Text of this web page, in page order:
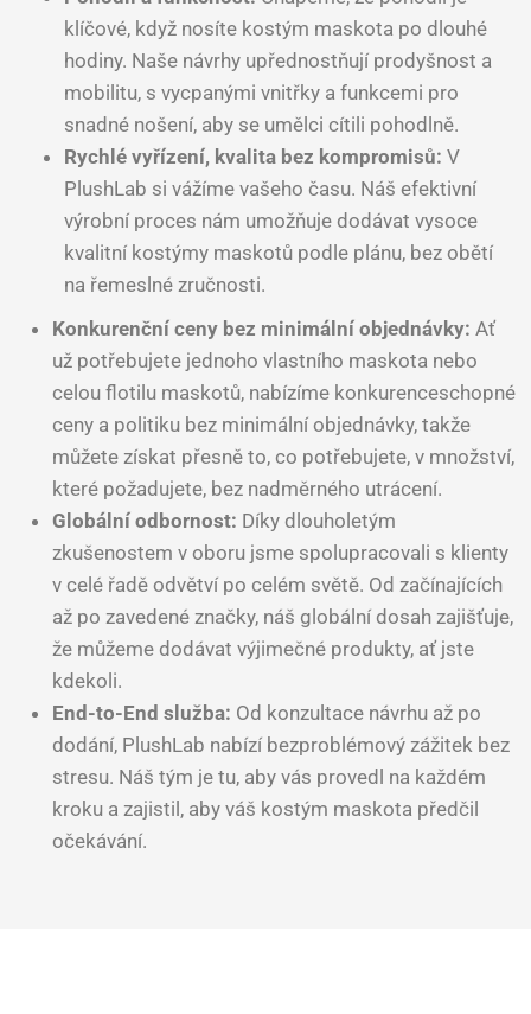
klíčové, když nosíte kostým maskota po dlouhé
hodiny. Naše návrhy upřednostňují prodyšnost a
mobilitu, s vycpanými vnitřky a funkcemi pro
snadné nošení, aby se umělci cítili pohodlně.
Rychlé vyřízení, kvalita bez kompromisů: V
PlushLab si vážíme vašeho času. Náš efektivní
výrobní proces nám umožňuje dodávat vysoce
kvalitní kostýmy maskotů podle plánu, bez obětí
na řemeslné zručnosti.
Konkurenční ceny bez minimální objednávky: Ať
už potřebujete jednoho vlastního maskota nebo
celou flotilu maskotů, nabízíme konkurenceschopné
ceny a politiku bez minimální objednávky, takže
můžete získat přesně to, co potřebujete, v množství,
které požadujete, bez nadměrného utrácení.
Globální odbornost: Díky dlouholetým
zkušenostem v oboru jsme spolupracovali s klienty
v celé řadě odvětví po celém světě. Od začínajících
až po zavedené značky, náš globální dosah zajišťuje,
že můžeme dodávat výjimečné produkty, ať jste
kdekoli.
End-to-End služba: Od konzultace návrhu až po
dodání, PlushLab nabízí bezproblémový zážitek bez
stresu. Náš tým je tu, aby vás provedl na každém
kroku a zajistil, aby váš kostým maskota předčil
očekávání.